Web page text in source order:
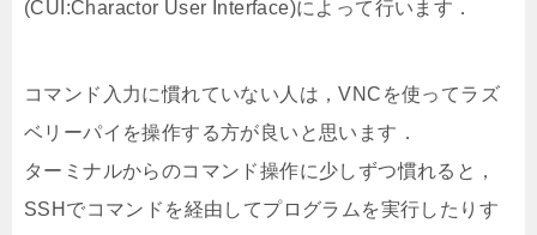
(CUI:Charactor User Interface)によって行います．
コマンド入力に慣れていない人は，VNCを使ってラズ
ベリーパイを操作する方が良いと思います．
ターミナルからのコマンド操作に少しずつ慣れると，
SSHでコマンドを経由してプログラムを実行したりす